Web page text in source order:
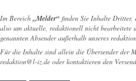
Im Bereich „Melder“ finden Sie Inhalte Dritter,
also um aktuelle, redaktionell nicht bearbeitete
genannten Absender außerhalb unseres
Für die Inhalte sind allein die Übersender der
redaktion@l-iz.de oder kontaktieren den